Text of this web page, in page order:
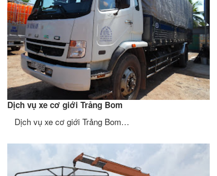
Dịch vụ xe cơ giới Trảng Bom
Dịch vụ xe cơ giới Trảng Bom…